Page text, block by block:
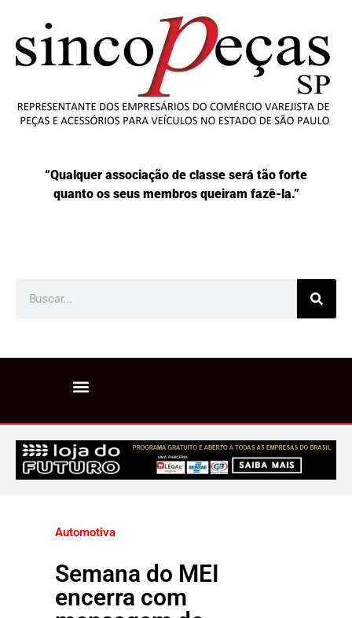
“Qualquer associação de classe será tão forte
quanto os seus membros queiram fazê-la.”
Automotiva
Semana do MEI
encerra com